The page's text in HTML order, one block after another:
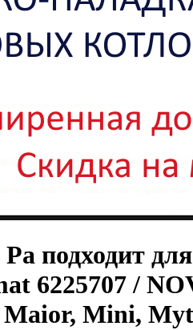
Pa подходит
6225707 /
Mini,